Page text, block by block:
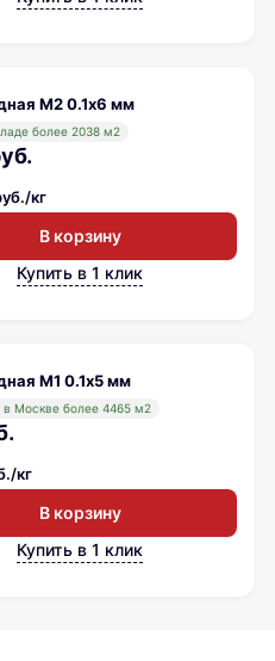
М2 0.1х6 мм
более 2038 м2
кг
В корзину
Купить в 1 клик
М1 0.1х5 мм
в Москве более 4465 м2
кг
В корзину
Купить в 1 клик